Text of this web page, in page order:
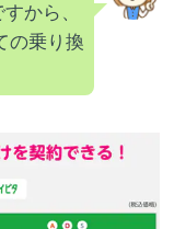
から、
の乗り換